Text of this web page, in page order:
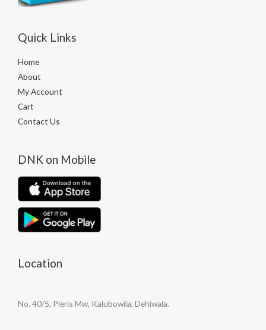
Quick Links
Home
About
My Account
Cart
Contact Us
DNK on Mobile
Location
No. 40/5, Pieris Mw, Kalubowila, Dehiwala.